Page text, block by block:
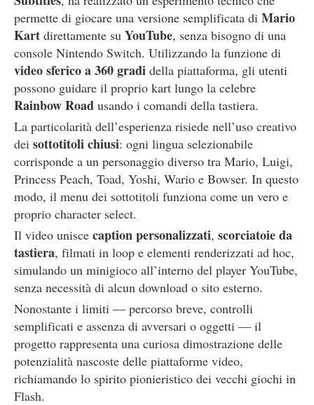
permette di giocare una versione semplificata di Mario
Kart direttamente su YouTube, senza bisogno di una
console Nintendo Switch. Utilizzando la funzione di
video sferico a 360 gradi della piattaforma, gli utenti
possono guidare il proprio kart lungo la celebre
Rainbow Road usando i comandi della tastiera.
La particolarità dell’esperienza risiede nell’uso creativo
dei sottotitoli chiusi: ogni lingua selezionabile
corrisponde a un personaggio diverso tra Mario, Luigi,
Princess Peach, Toad, Yoshi, Wario e Bowser. In questo
modo, il menu dei sottotitoli funziona come un vero e
proprio character select.
Il video unisce caption personalizzati, scorciatoie da
tastiera, filmati in loop e elementi renderizzati ad hoc,
simulando un minigioco all’interno del player YouTube,
senza necessità di alcun download o sito esterno.
Nonostante i limiti — percorso breve, controlli
semplificati e assenza di avversari o oggetti — il
progetto rappresenta una curiosa dimostrazione delle
potenzialità nascoste delle piattaforme video,
richiamando lo spirito pionieristico dei vecchi giochi in
Flash.